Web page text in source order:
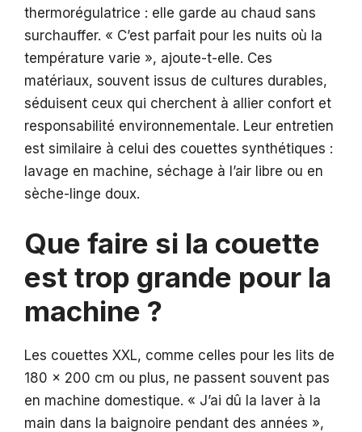
thermorégulatrice : elle garde au chaud sans
surchauffer. « C’est parfait pour les nuits où la
température varie », ajoute-t-elle. Ces
matériaux, souvent issus de cultures durables,
séduisent ceux qui cherchent à allier confort et
responsabilité environnementale. Leur entretien
est similaire à celui des couettes synthétiques :
lavage en machine, séchage à l’air libre ou en
sèche-linge doux.
Que faire si la couette
est trop grande pour la
machine ?
Les couettes XXL, comme celles pour les lits de
180 x 200 cm ou plus, ne passent souvent pas
en machine domestique. « J’ai dû la laver à la
main dans la baignoire pendant des années »,